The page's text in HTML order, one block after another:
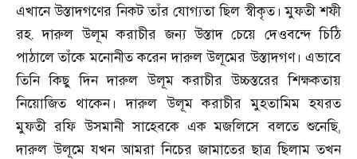
এখানে উস্তাদগণের নিকট তাঁর যোগ্যতা ছিল স্বীকৃত। মুফতী শফী
রহ. দারুল উলূম করাচীর জন্য উস্তাদ চেয়ে দেওবন্দে চিঠি
পাঠালে তাঁকে মনোনীত করেন দারুল উলূমের উস্তাদগণ। এভাবে
তিনি কিছু দিন দারুল উলূম করাচীর উচ্চস্তরের শিক্ষকতায়
নিয়োজিত থাকেন। দারুল উলূম করাচীর মুহতামিম হযরত
মুফতী রফি উসমানী সাহেবকে এক মজলিসে বলতে শুনেছি,
দারুল উলূমে যখন আমরা নিচের জামাতের ছাত্র ছিলাম তখন